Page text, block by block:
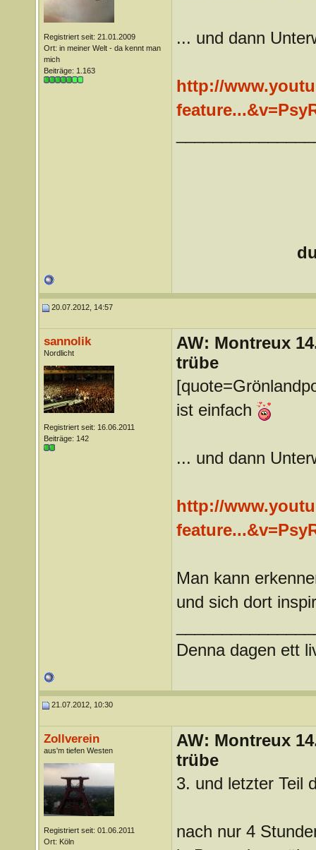
Registriert seit: 21.01.2009
Ort: in meiner Welt - da kennt man
mich
Beiträge: 1.163
... und dann
http://
20.07.2012, 14:57
sannolik
Nordlicht
Registriert seit: 16.06.2011
Beiträge: 142
AW: Montreux
trübe
ist einfach
... und dann
http://
Man kann
und sich dort
Denna dagen ett
21.07.2012, 10:30
Zollverein
aus'm tiefen Westen
Registriert seit: 01.06.2011
Ort: Köln
AW: Montreux
trübe
3. und letzter Teil
nach nur 4